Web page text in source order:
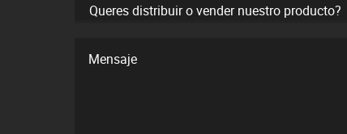
Queres distribuir o vender nuestro producto?